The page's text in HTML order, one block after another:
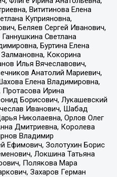
Вититинова Елена
Куприяновна,
Беляев Сергей Иванович,
Светлана
Буртина Елена
Кокорина
Илья Вячеславович,
Анатолий Мариевич,
Елена Владимировна,
Протасова Ирина
Борисович, Лукашевский
Иванович, Шабад
Николаевна, Орлов Олег
Дмитриевна, Королева
Владимир
Ефимович, Золотухин Борис
Локшина Татьяна
Полякова Мара
Захаров Герман